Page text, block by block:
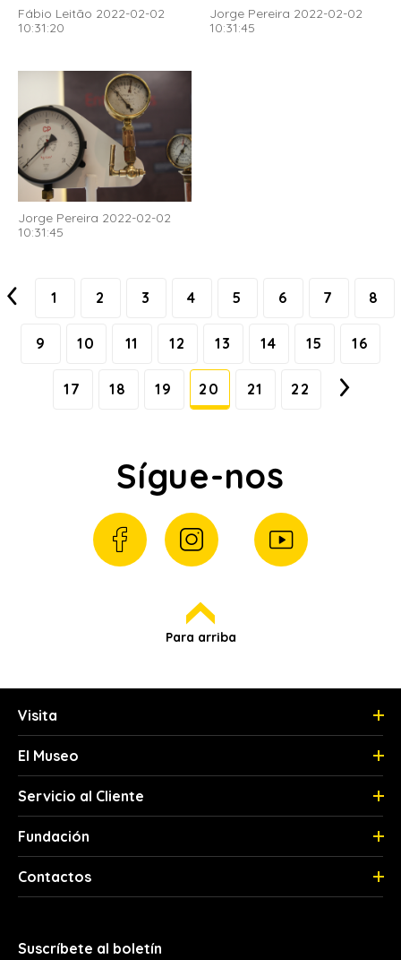
Fábio Leitão 2022-02-02
10:31:20
Jorge Pereira 2022-02-02
10:31:45
Jorge Pereira 2022-02-02
10:31:45
1 2 3 4 5 6 7 8
9 10 11 12 13 14 15 16
17 18 19 20 21 22
Sígue-nos
Para arriba
Visita
El Museo
Servicio al Cliente
Fundación
Contactos
Suscríbete al boletín